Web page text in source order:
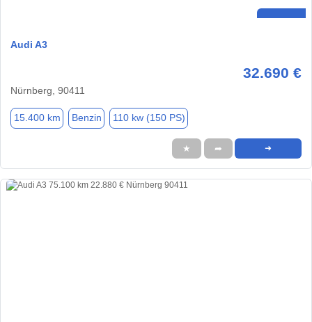
Audi A3
32.690 €
Nürnberg, 90411
15.400 km Benzin 110 kw (150 PS)
★ ➦ ➜